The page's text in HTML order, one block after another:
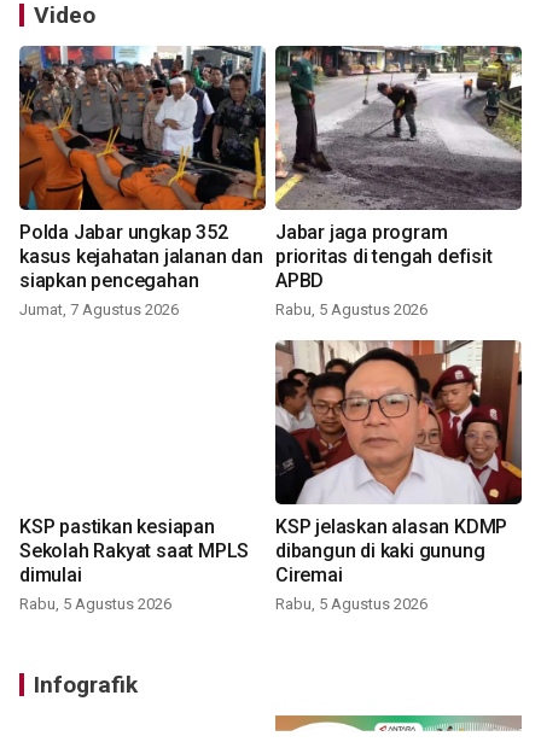
Video
Polda Jabar ungkap 352
kasus kejahatan jalanan dan
siapkan pencegahan
Jumat, 7 Agustus 2026
Jabar jaga program
prioritas di tengah defisit
APBD
Rabu, 5 Agustus 2026
KSP pastikan kesiapan
Sekolah Rakyat saat MPLS
dimulai
Rabu, 5 Agustus 2026
KSP jelaskan alasan KDMP
dibangun di kaki gunung
Ciremai
Rabu, 5 Agustus 2026
Infografik